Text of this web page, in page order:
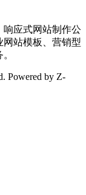
响应式网站制作公
站模板、营销型
Powered by Z-